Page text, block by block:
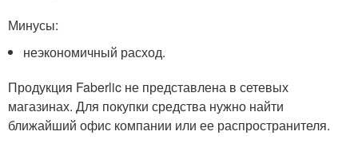
Минусы:
неэкономичный расход.
Продукция Faberlic не представлена в сетевых
магазинах. Для покупки средства нужно найти
ближайший офис компании или ее распространителя.